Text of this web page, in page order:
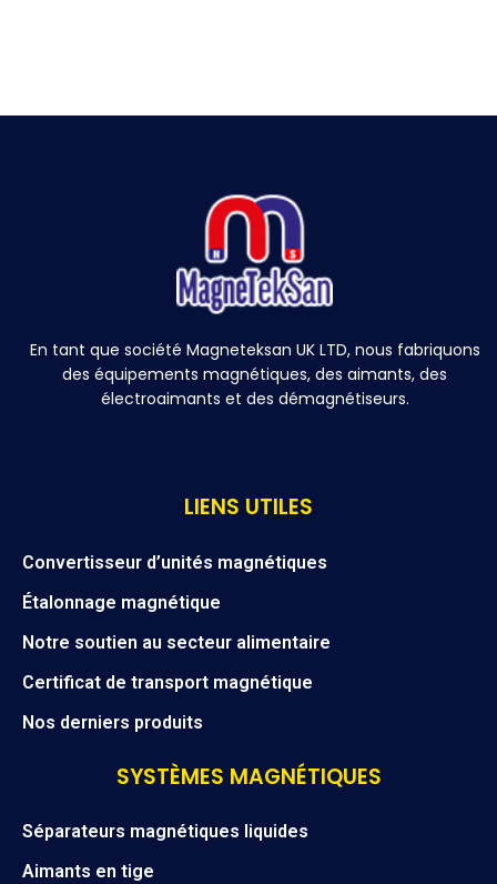
En tant que société Magneteksan UK LTD, nous fabriquons
des équipements magnétiques, des aimants, des
électroaimants et des démagnétiseurs.
LIENS UTILES
Convertisseur d’unités magnétiques
Étalonnage magnétique
Notre soutien au secteur alimentaire
Certificat de transport magnétique
Nos derniers produits
SYSTÈMES MAGNÉTIQUES
Séparateurs magnétiques liquides
Aimants en tige